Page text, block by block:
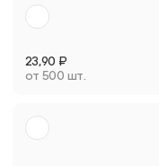
23,90 ₽
от 500 шт.